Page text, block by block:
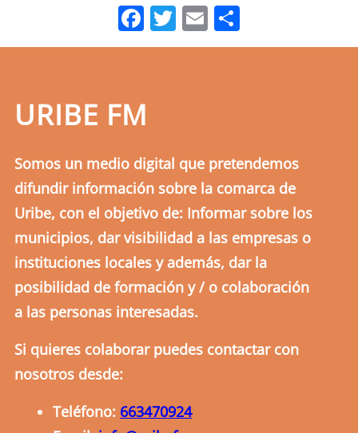
Facebook
Twitter
Email
URIBE FM
Somos un medio digital que pretendemos
difundir información sobre la comarca de
Uribe, con el objetivo de: Informar sobre los
municipios, dar visibilidad a las empresas o
instituciones locales y además, dar la
posibilidad de formación y / o colaboración
a las personas interesadas.
Si quieres colaborar puedes contactar con
nosotros desde:
Teléfono: 663470924